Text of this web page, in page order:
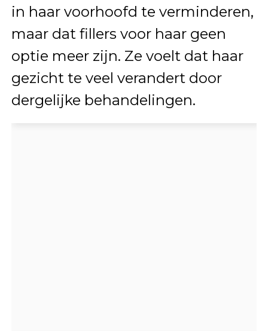
in haar voorhoofd te verminderen,
maar dat fillers voor haar geen
optie meer zijn. Ze voelt dat haar
gezicht te veel verandert door
dergelijke behandelingen.